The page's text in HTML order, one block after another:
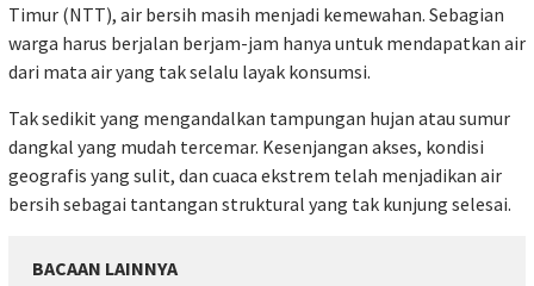
Timur (NTT), air bersih masih menjadi kemewahan. Sebagian
warga harus berjalan berjam-jam hanya untuk mendapatkan air
dari mata air yang tak selalu layak konsumsi.
Tak sedikit yang mengandalkan tampungan hujan atau sumur
dangkal yang mudah tercemar. Kesenjangan akses, kondisi
geografis yang sulit, dan cuaca ekstrem telah menjadikan air
bersih sebagai tantangan struktural yang tak kunjung selesai.
BACAAN LAINNYA